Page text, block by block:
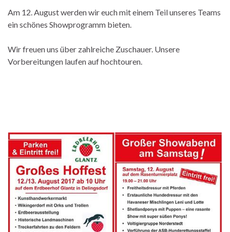
Am 12. August werden wir euch mit einem Teil unseres Teams
ein schönes Showprogramm bieten.
Wir freuen uns über zahlreiche Zuschauer. Unsere
Vorbereitungen laufen auf hochtouren.